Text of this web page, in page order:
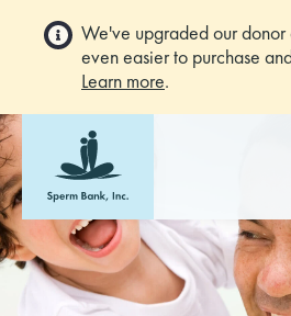
We've upgraded our
even easier to purchase
Learn more.